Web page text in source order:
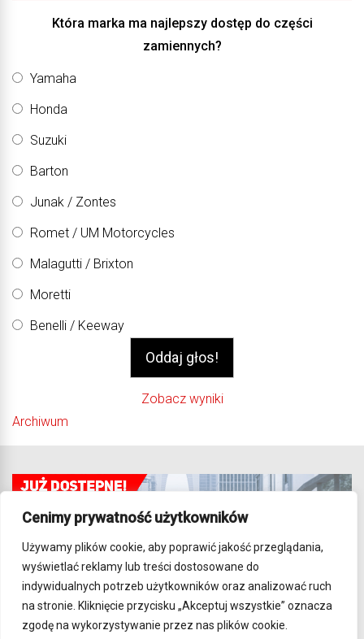
Cenimy prywatność użytkowników
Używamy plików cookie, aby poprawić jakość przeglądania,
wyświetlać reklamy lub treści dostosowane do
indywidualnych potrzeb użytkowników oraz analizować ruch
na stronie. Kliknięcie przycisku „Akceptuj wszystkie” oznacza
zgodę na wykorzystywanie przez nas plików cookie.
Która marka ma najlepszy dostęp do części
zamiennych?
Yamaha
Honda
Suzuki
Barton
Junak / Zontes
Romet / UM Motorcycles
Malagutti / Brixton
Moretti
Benelli / Keeway
Zobacz wyniki
Archiwum